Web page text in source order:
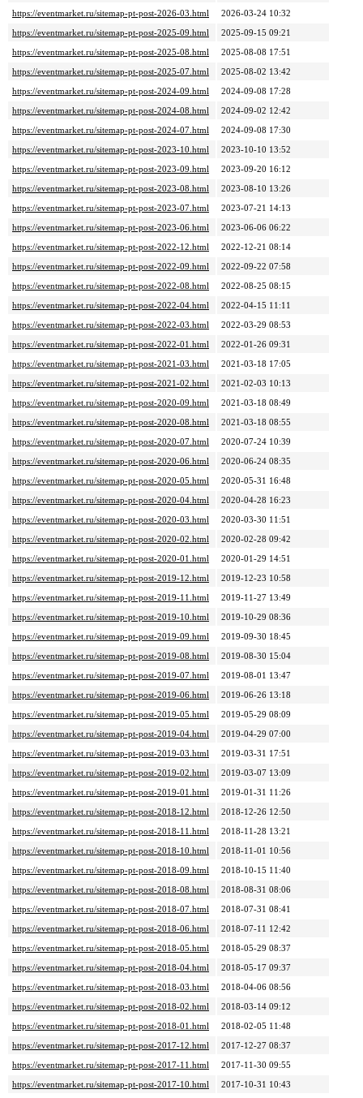
https://eventmarket.ru/sitemap-pt-post-2026-03.html
2026-03-24 10:32
https://eventmarket.ru/sitemap-pt-post-2025-09.html
2025-09-15 09:21
https://eventmarket.ru/sitemap-pt-post-2025-08.html
2025-08-08 17:51
https://eventmarket.ru/sitemap-pt-post-2025-07.html
2025-08-02 13:42
https://eventmarket.ru/sitemap-pt-post-2024-09.html
2024-09-08 17:28
https://eventmarket.ru/sitemap-pt-post-2024-08.html
2024-09-02 12:42
https://eventmarket.ru/sitemap-pt-post-2024-07.html
2024-09-08 17:30
https://eventmarket.ru/sitemap-pt-post-2023-10.html
2023-10-10 13:52
https://eventmarket.ru/sitemap-pt-post-2023-09.html
2023-09-20 16:12
https://eventmarket.ru/sitemap-pt-post-2023-08.html
2023-08-10 13:26
https://eventmarket.ru/sitemap-pt-post-2023-07.html
2023-07-21 14:13
https://eventmarket.ru/sitemap-pt-post-2023-06.html
2023-06-06 06:22
https://eventmarket.ru/sitemap-pt-post-2022-12.html
2022-12-21 08:14
https://eventmarket.ru/sitemap-pt-post-2022-09.html
2022-09-22 07:58
https://eventmarket.ru/sitemap-pt-post-2022-08.html
2022-08-25 08:15
https://eventmarket.ru/sitemap-pt-post-2022-04.html
2022-04-15 11:11
https://eventmarket.ru/sitemap-pt-post-2022-03.html
2022-03-29 08:53
https://eventmarket.ru/sitemap-pt-post-2022-01.html
2022-01-26 09:31
https://eventmarket.ru/sitemap-pt-post-2021-03.html
2021-03-18 17:05
https://eventmarket.ru/sitemap-pt-post-2021-02.html
2021-02-03 10:13
https://eventmarket.ru/sitemap-pt-post-2020-09.html
2021-03-18 08:49
https://eventmarket.ru/sitemap-pt-post-2020-08.html
2021-03-18 08:55
https://eventmarket.ru/sitemap-pt-post-2020-07.html
2020-07-24 10:39
https://eventmarket.ru/sitemap-pt-post-2020-06.html
2020-06-24 08:35
https://eventmarket.ru/sitemap-pt-post-2020-05.html
2020-05-31 16:48
https://eventmarket.ru/sitemap-pt-post-2020-04.html
2020-04-28 16:23
https://eventmarket.ru/sitemap-pt-post-2020-03.html
2020-03-30 11:51
https://eventmarket.ru/sitemap-pt-post-2020-02.html
2020-02-28 09:42
https://eventmarket.ru/sitemap-pt-post-2020-01.html
2020-01-29 14:51
https://eventmarket.ru/sitemap-pt-post-2019-12.html
2019-12-23 10:58
https://eventmarket.ru/sitemap-pt-post-2019-11.html
2019-11-27 13:49
https://eventmarket.ru/sitemap-pt-post-2019-10.html
2019-10-29 08:36
https://eventmarket.ru/sitemap-pt-post-2019-09.html
2019-09-30 18:45
https://eventmarket.ru/sitemap-pt-post-2019-08.html
2019-08-30 15:04
https://eventmarket.ru/sitemap-pt-post-2019-07.html
2019-08-01 13:47
https://eventmarket.ru/sitemap-pt-post-2019-06.html
2019-06-26 13:18
https://eventmarket.ru/sitemap-pt-post-2019-05.html
2019-05-29 08:09
https://eventmarket.ru/sitemap-pt-post-2019-04.html
2019-04-29 07:00
https://eventmarket.ru/sitemap-pt-post-2019-03.html
2019-03-31 17:51
https://eventmarket.ru/sitemap-pt-post-2019-02.html
2019-03-07 13:09
https://eventmarket.ru/sitemap-pt-post-2019-01.html
2019-01-31 11:26
https://eventmarket.ru/sitemap-pt-post-2018-12.html
2018-12-26 12:50
https://eventmarket.ru/sitemap-pt-post-2018-11.html
2018-11-28 13:21
https://eventmarket.ru/sitemap-pt-post-2018-10.html
2018-11-01 10:56
https://eventmarket.ru/sitemap-pt-post-2018-09.html
2018-10-15 11:40
https://eventmarket.ru/sitemap-pt-post-2018-08.html
2018-08-31 08:06
https://eventmarket.ru/sitemap-pt-post-2018-07.html
2018-07-31 08:41
https://eventmarket.ru/sitemap-pt-post-2018-06.html
2018-07-11 12:42
https://eventmarket.ru/sitemap-pt-post-2018-05.html
2018-05-29 08:37
https://eventmarket.ru/sitemap-pt-post-2018-04.html
2018-05-17 09:37
https://eventmarket.ru/sitemap-pt-post-2018-03.html
2018-04-06 08:56
https://eventmarket.ru/sitemap-pt-post-2018-02.html
2018-03-14 09:12
https://eventmarket.ru/sitemap-pt-post-2018-01.html
2018-02-05 11:48
https://eventmarket.ru/sitemap-pt-post-2017-12.html
2017-12-27 08:37
https://eventmarket.ru/sitemap-pt-post-2017-11.html
2017-11-30 09:55
https://eventmarket.ru/sitemap-pt-post-2017-10.html
2017-10-31 10:43